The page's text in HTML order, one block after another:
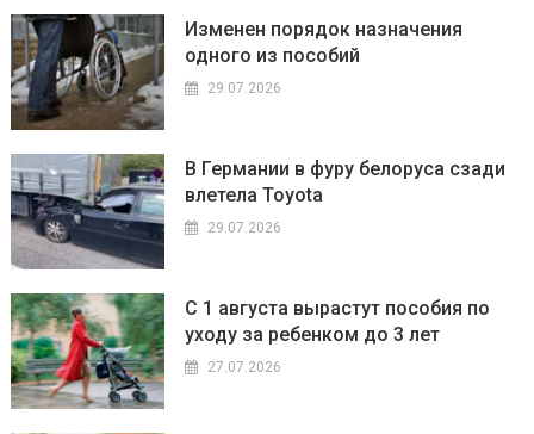
Изменен порядок назначения
одного из пособий
29.07.2026
В Германии в фуру белоруса сзади
влетела Toyota
29.07.2026
С 1 августа вырастут пособия по
уходу за ребенком до 3 лет
27.07.2026